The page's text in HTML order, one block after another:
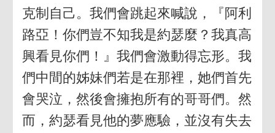
克制自己。我們會跳起來喊說，『阿利
路亞！你們豈不知我是約瑟麼？我真高
興看見你們！』我們會激動得忘形。我
們中間的姊妹們若是在那裡，她們首先
會哭泣，然後會擁抱所有的哥哥們。然
而，約瑟看見他的夢應驗，並沒有失去